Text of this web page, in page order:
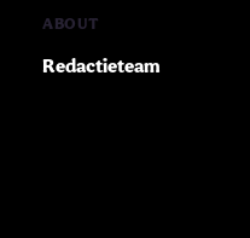
ABOUT
Redactieteam